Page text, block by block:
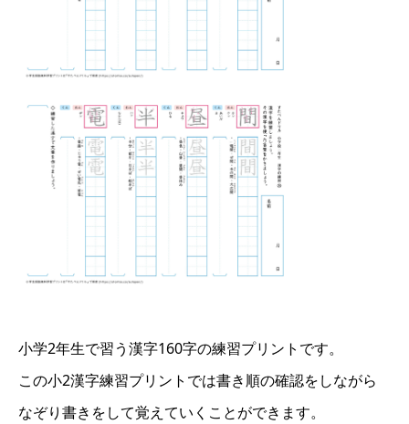
小学2年生で習う漢字160字の練習プリントです。
この小2漢字練習プリントでは書き順の確認をしながら
なぞり書きをして覚えていくことができます。